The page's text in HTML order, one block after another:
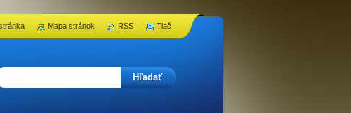
Mapa stránok RSS Tlač